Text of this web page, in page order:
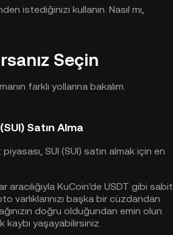
istediğinizi kullanın. Nasıl mı,
Seçin
farklı yollarına bakalım.
Satın Alma
SUI (SUI) satın almak için en
KuCoin'de USDT gibi sabit
varlıklarınızı başka bir cüzdandan
doğru olduğundan emin olun
kaybı yaşayabilirsiniz.